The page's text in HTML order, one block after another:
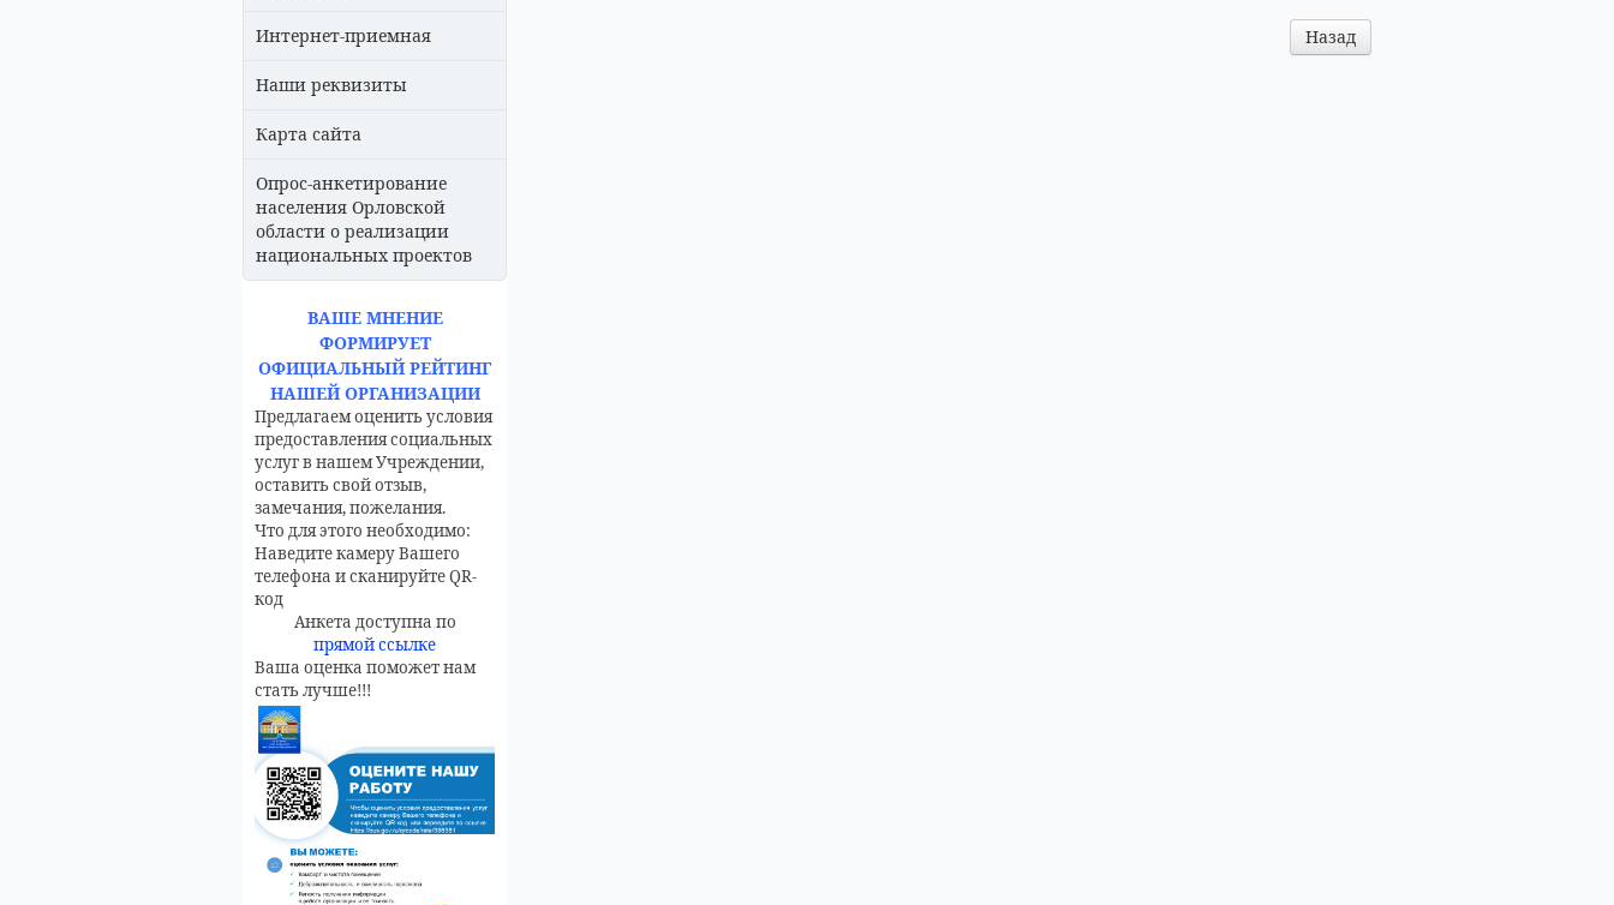
Интернет-приемная
Наши реквизиты
Карта сайта
Опрос-анкетирование
населения Орловской
области о реализации
национальных проектов
ВАШЕ МНЕНИЕ
ФОРМИРУЕТ
ОФИЦИАЛЬНЫЙ РЕЙТИНГ
НАШЕЙ ОРГАНИЗАЦИИ
Предлагаем оценить условия
предоставления социальных
услуг в нашем Учреждении,
оставить свой отзыв,
замечания, пожелания.
Что для этого необходимо:
Наведите камеру Вашего
телефона и сканируйте QR-
код
Анкета доступна по
прямой ссылке
Ваша оценка поможет нам
стать лучше!!!
Назад